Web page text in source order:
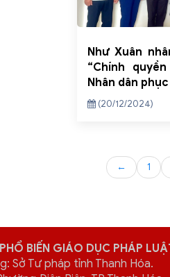
Như Xuân
“Chính
Nhân dân phục
(20/12/2024)
← 1
BIẾN GIÁO DỤC PHÁP
Sở Tư pháp tỉnh Thanh Hóa.